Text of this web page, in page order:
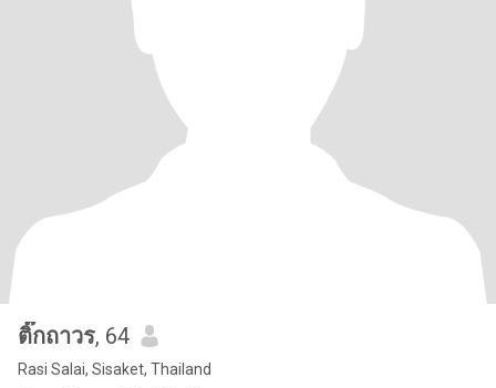
ติ๊กถาวร, 64
Rasi Salai, Sisaket, Thailand